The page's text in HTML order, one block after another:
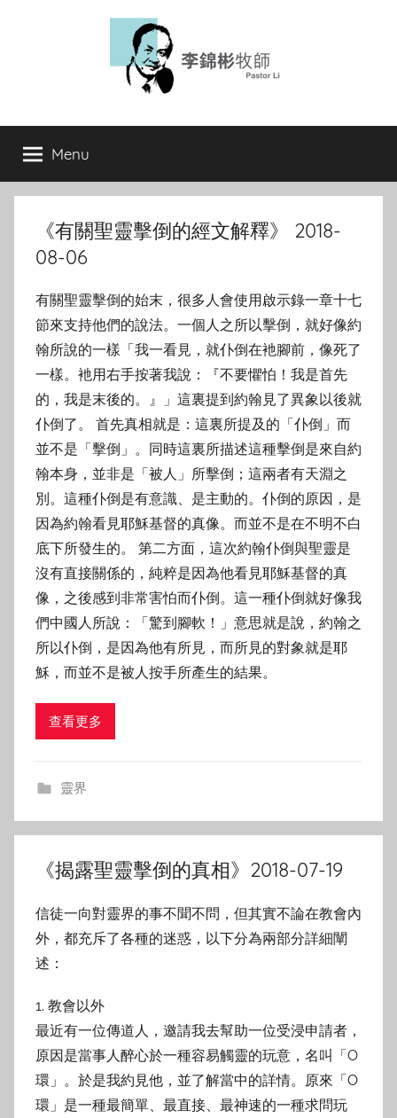
Menu
《有關聖靈擊倒的經文解釋》 2018-
08-06
有關聖靈擊倒的始末，很多人會使用啟示錄一章十七
節來支持他們的說法。一個人之所以擊倒，就好像約
翰所說的一樣「我一看見，就仆倒在衪腳前，像死了
一樣。衪用右手按著我說：『不要懼怕！我是首先
的，我是末後的。』」這裏提到約翰見了異象以後就
仆倒了。 首先真相就是：這裏所提及的「仆倒」而
並不是「擊倒」。同時這裏所描述這種擊倒是來自約
翰本身，並非是「被人」所擊倒；這兩者有天淵之
別。這種仆倒是有意識、是主動的。仆倒的原因，是
因為約翰看見耶穌基督的真像。而並不是在不明不白
底下所發生的。 第二方面，這次約翰仆倒與聖靈是
沒有直接關係的，純粹是因為他看見耶穌基督的真
像，之後感到非常害怕而仆倒。這一種仆倒就好像我
們中國人所說：「驚到腳軟！」意思就是說，約翰之
所以仆倒，是因為他有所見，而所見的對象就是耶
穌，而並不是被人按手所產生的結果。
查看更多
靈界
《揭露聖靈擊倒的真相》2018-07-19
信徒一向對靈界的事不聞不問，但其實不論在教會內
外，都充斥了各種的迷惑，以下分為兩部分詳細闡
述：
1. 教會以外
最近有一位傳道人，邀請我去幫助一位受浸申請者，
原因是當事人醉心於一種容易觸靈的玩意，名叫「O
環」。於是我約見他，並了解當中的詳情。原來「O
環」是一種最簡單、最直接、最神速的一種求問玩